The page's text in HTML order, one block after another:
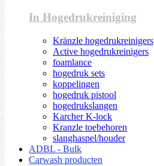
In Hogedrukreiniging
Kränzle hogedrukreinigers
Active hogedrukreinigers
foamlance
hogedruk sets
koppelingen
hogedruk pistool
hogedrukslangen
Karcher K-lock
Kranzle toebehoren
slanghaspel/houder
ADBL - Bulk
Carwash producten